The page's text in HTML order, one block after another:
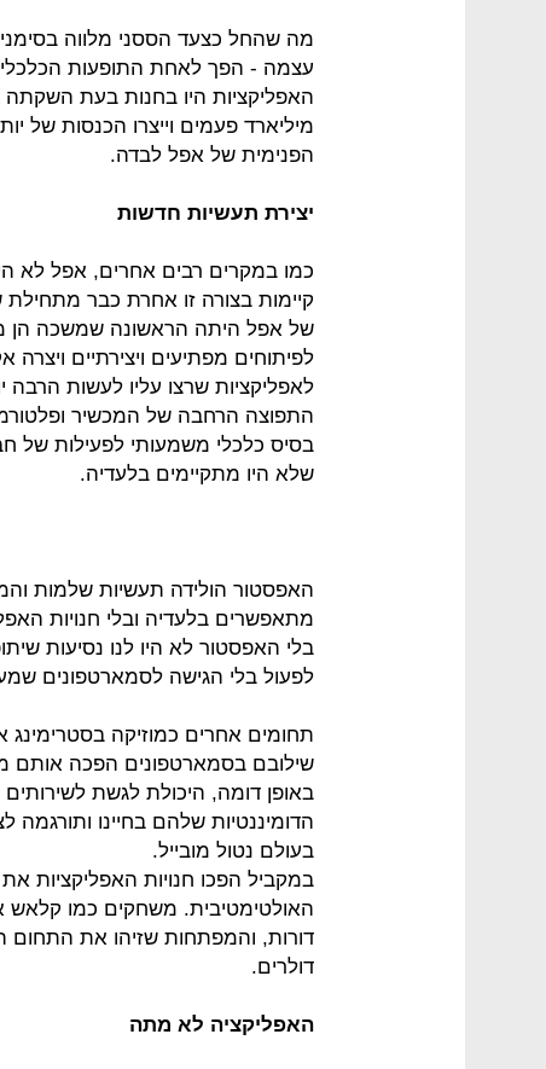
מה שהחל כצעד הססני מלווה
הפנימית של אפל לבדה.
יצירת תעשיות חדשות
כמו במקרים רבים אחרים, אפל לא
קיימות בצורה זו אחרת כבר
של אפל היתה הראשונה שמשכה הן
לפיתוחים מפתיעים ויצירתיים
לאפליקציות שרצו עליו לעשות הרבה
התפוצה הרחבה של המכשיר
בסיס כלכלי משמעותי לפעילות של
שלא היו מתקיימים בלעדיה.
האפסטור הולידה תעשיות שלמות
מתאפשרים בלעדיה ובלי חנויות
בלי האפסטור לא היו לנו נסיעות
לפעול בלי הגישה לסמארטפונים
תחומים אחרים כמוזיקה בסטרימינג
שילובם בסמארטפונים הפכה אותם
באופן דומה, היכולת לגשת לשירותים
הדומיננטיות שלהם בחיינו
בעולם נטול מובייל.
במקביל הפכו חנויות האפליקציות
האולטימטיבית. משחקים כמו קלאש
דורות, והמפתחות שזיהו את התחום
דולרים.
האפליקציה לא מתה